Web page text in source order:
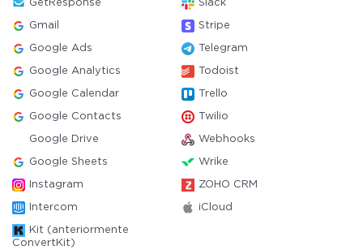
GetResponse Slack
Gmail Stripe
Google Ads Telegram
Google Analytics Todoist
Google Calendar Trello
Google Contacts Twilio
Google Drive Webhooks
Google Sheets Wrike
Instagram ZOHO CRM
Intercom iCloud
Kit (anteriormente
ConvertKit)